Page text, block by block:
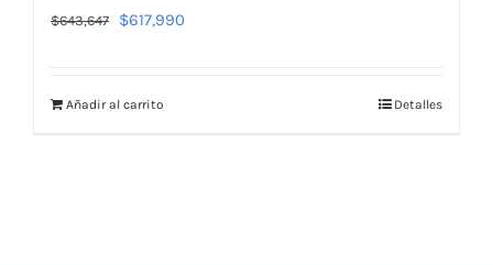
$643,647
El
era:
$617,990
Añadir al carrito Detalles